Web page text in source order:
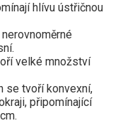
hlívu ústřičnou
velké množství
se tvoří konvexní,
připomínající